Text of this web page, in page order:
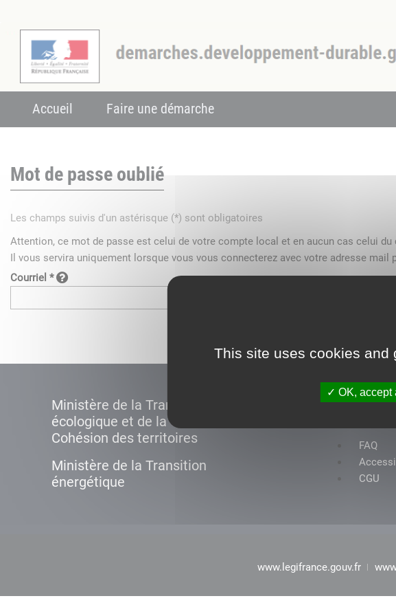
This site uses cookies and
OK, accept
Accueil Faire une démarche
Mot de passe oublié
Les champs suivis d'un astérisque (*) sont obligatoires
Attention, ce mot de passe est celui de votre compte local et en aucun cas celui
Il vous servira uniquement lorsque vous vous connecterez avec votre adresse mail
Courriel *
Ministère de la Transition
écologique et de la
Cohésion des territoires
Ministère de la Transition
énergétique
FAQ
CGU
www.legifrance.gouv.fr